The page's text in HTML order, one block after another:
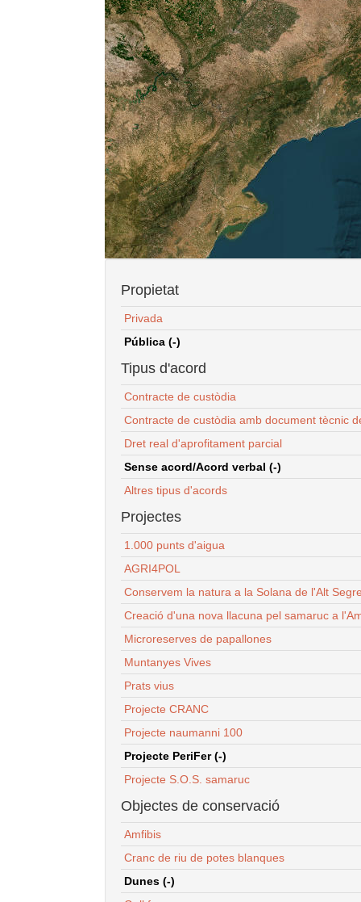
Propietat
Privada
Pública (-)
Tipus d'acord
Contracte de custòdia
Contracte de custòdia amb document tècnic
Dret real d'aprofitament parcial
Sense acord/Acord verbal (-)
Altres tipus d'acords
Projectes
1.000 punts d'aigua
AGRI4POL
Conservem la natura a la Solana de l'Alt
Creació d'una nova llacuna pel samaruc a
Microreserves de papallones
Muntanyes Vives
Prats vius
Projecte CRANC
Projecte naumanni 100
Projecte PeriFer (-)
Projecte S.O.S. samaruc
Objectes de conservació
Amfibis
Cranc de riu de potes blanques
Dunes (-)